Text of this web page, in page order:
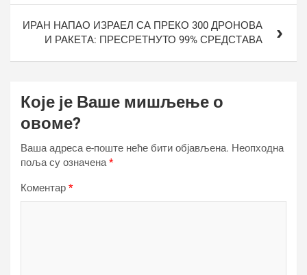
ИРАН НАПАО ИЗРАЕЛ СА ПРЕКО 300 ДРОНОВА
И РАКЕТА: ПРЕСРЕТНУТО 99% СРЕДСТАВА
Које је Ваше мишљење о
овоме?
Ваша адреса е-поште неће бити објављена. Неопходна
поља су означена*
Коментар *